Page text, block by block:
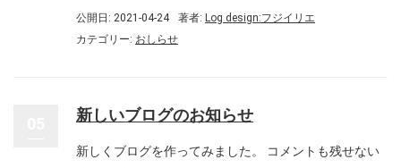
公開日: 2021-04-24 著者: Log design:フジイリエ
カテゴリー: おしらせ
新しいブログのお知らせ
新しくブログを作ってみました。 コメントも残せない